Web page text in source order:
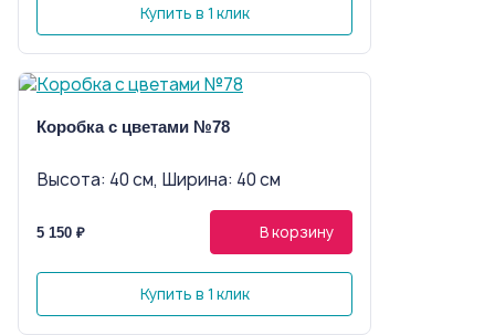
Купить в 1 клик
Коробка с цветами №78
Высота: 40 см, Ширина: 40 см
5 150 ₽ В корзину
Купить в 1 клик